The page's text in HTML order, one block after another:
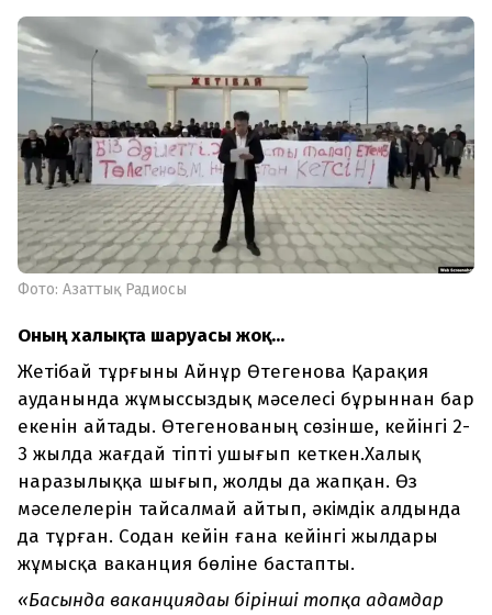
Фото: Азаттық Радиосы
Оның халықта шаруасы жоқ...
Жетібай тұрғыны Айнұр Өтегенова Қарақия
ауданында жұмыссыздық мәселесі бұрыннан бар
екенін айтады. Өтегенованың сөзінше, кейінгі 2-
3 жылда жағдай тіпті ушығып кеткен.Халық
наразылыққа шығып, жолды да жапқан. Өз
мәселелерін тайсалмай айтып, әкімдік алдында
да тұрған. Содан кейін ғана кейінгі жылдары
жұмысқа ваканция бөліне бастапты.
«Басында ваканциядағы бірінші топқа адамдар